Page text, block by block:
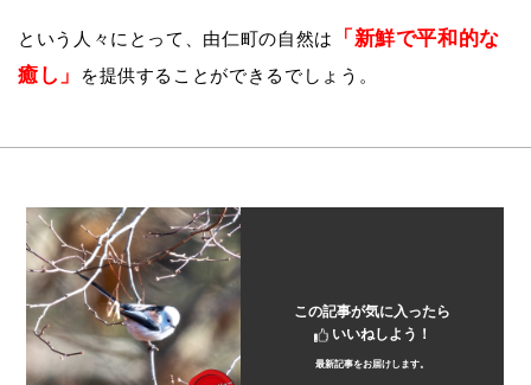
という人々にとって、由仁町の自然は
「新鮮で平和的な
癒し」
を提供することができるでしょう。
この記事が気に入ったら
いいねしよう！
最新記事をお届けします。